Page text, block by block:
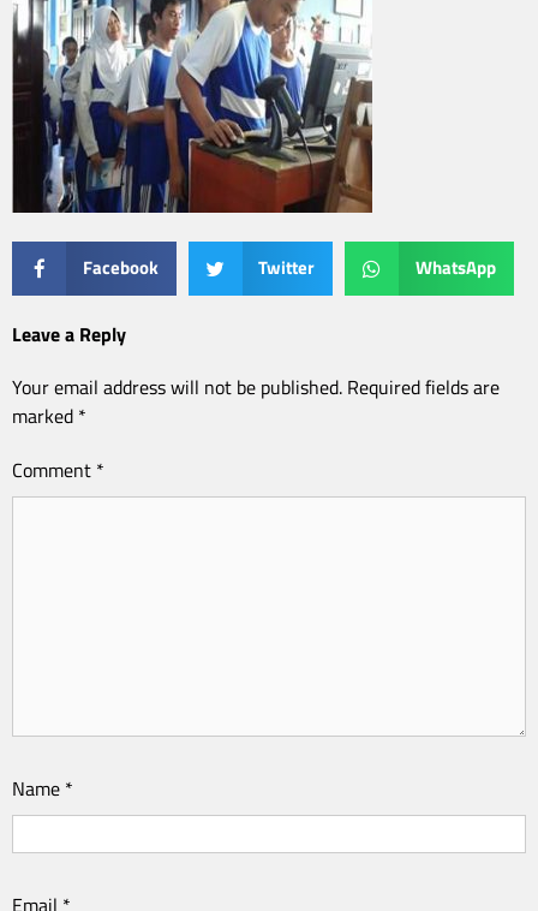
Facebook Twitter WhatsApp
Leave a Reply
Your email address will not be published. Required fields are
marked *
Comment *
Name *
Email *